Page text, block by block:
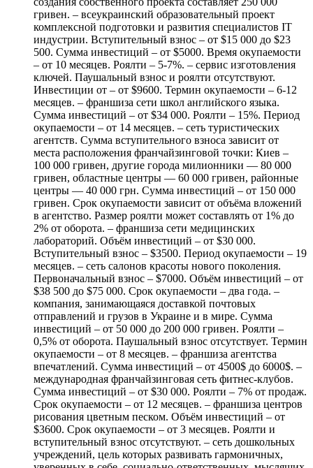
гривен. – всеукраинский образовательный проект
комплексной подготовки и развития специалистов IT
индустрии. Вступительный взнос – от $15 000 до $23
500. Сумма инвестиций – от $5000. Время окупаемости
– от 10 месяцев. Роялти – 5-7%. – сервис изготовления
ключей. Паушальный взнос и роялти отсутствуют.
Инвестиции от – от $9600. Термин окупаемости – 6-12
месяцев. – франшиза сети школ английского языка.
Сумма инвестиций – от $34 000. Роялти – 15%. Период
окупаемости – от 14 месяцев. – сеть туристических
агентств. Сумма вступительного взноса зависит от
места расположения франчайзинговой точки: Киев –
100 000 гривен, другие города милионники — 80 000
гривен, областные центры — 60 000 гривен, районные
центры — 40 000 грн. Сумма инвестиций – от 150 000
гривен. Срок окупаемости зависит от объёма вложений
в агентство. Размер роялти может составлять от 1% до
2% от оборота. – франшиза сети медицинских
лабораторий. Объём инвестиций – от $30 000.
Вступительный взнос – $3500. Период окупаемости – 19
месяцев. – сеть салонов красоты нового поколения.
Первоначальный взнос – $7000. Объём инвестиций – от
$38 500 до $75 000. Срок окупаемости – два года. –
компания, занимающаяся доставкой почтовых
отправлений и грузов в Украине и в мире. Сумма
инвестиций – от 50 000 до 200 000 гривен. Роялти –
0,5% от оборота. Паушальный взнос отсутствует. Термин
окупаемости – от 8 месяцев. – франшиза агентства
впечатлений. Сумма инвестиций – от 4500$ до 6000$. –
международная франчайзинговая сеть фитнес-клубов.
Сумма инвестиций – от $30 000. Роялти – 7% от продаж.
Срок окупаемости – от 12 месяцев. – франшиза центров
рисования цветным песком. Объём инвестиций – от
$3600. Срок окупаемости – от 3 месяцев. Роялти и
вступительный взнос отсутствуют. – сеть дошкольных
учреждений, цель которых развивать гармоничных,